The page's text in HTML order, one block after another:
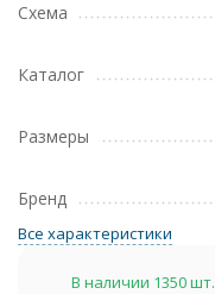
Схема
Каталог
Размеры
Бренд
Все характеристики
В наличии 1350 шт.